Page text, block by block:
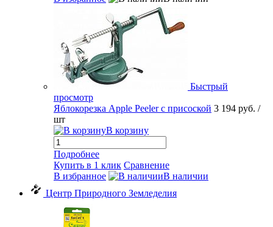
Быстрый
просмотр
Яблокорезка Apple Peeler с присоской 3 194 руб. /
шт
В корзину
Подробнее
Купить в 1 клик Сравнение
В избранное
В наличии
Центр Природного Земледелия